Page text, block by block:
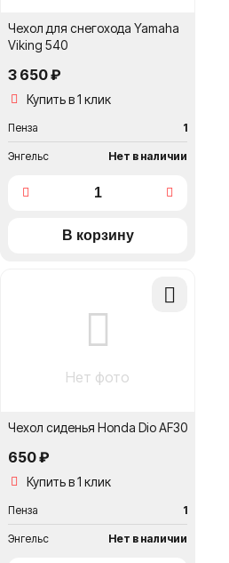
Чехол для снегохода Yamaha
Viking 540
3 650 ₽
Купить в 1 клик
Пенза 1
Энгельс Нет в наличии
Добавить
Нет фото
Чехол сиденья Honda Dio AF30
650 ₽
Купить в 1 клик
Пенза 1
Энгельс Нет в наличии